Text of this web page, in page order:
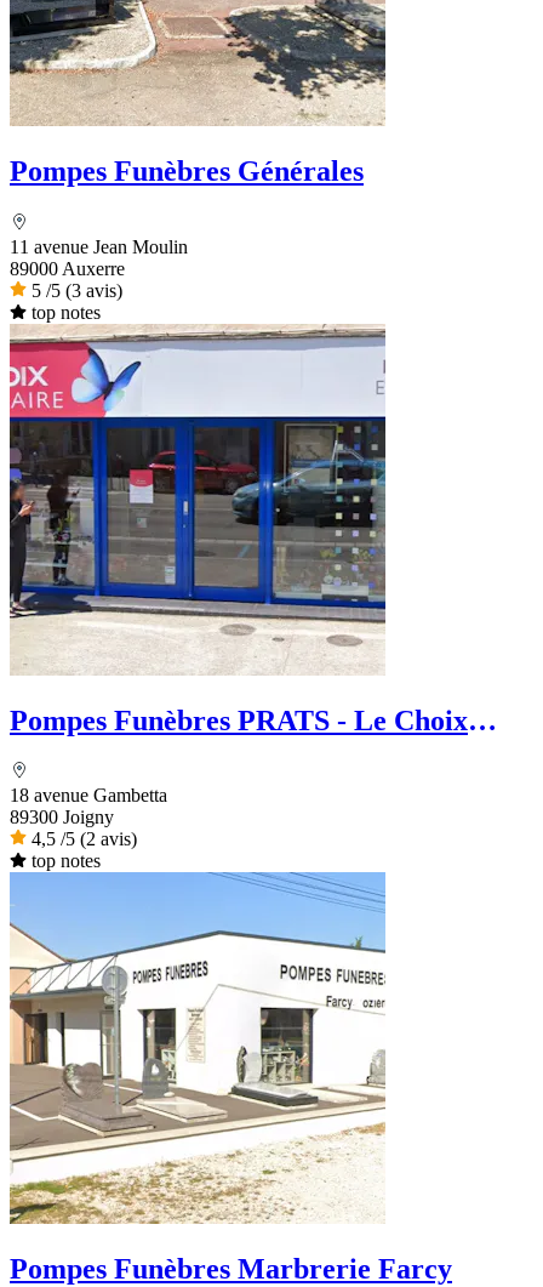
Pompes Funèbres Générales
11 avenue Jean Moulin
89000 Auxerre
5 /5 (3 avis)
top notes
Pompes Funèbres PRATS - Le Choix
18 avenue Gambetta
89300 Joigny
4,5 /5 (2 avis)
top notes
Pompes Funèbres Marbrerie Farcy